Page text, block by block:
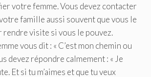
votre femme. Vous devez contacter
famille aussi souvent que vous le
rendre visite si vous le pouvez.
vous dit : « C’est mon chemin ou
devez répondre calmement : « Je
Et si tu m’aimes et que tu veux